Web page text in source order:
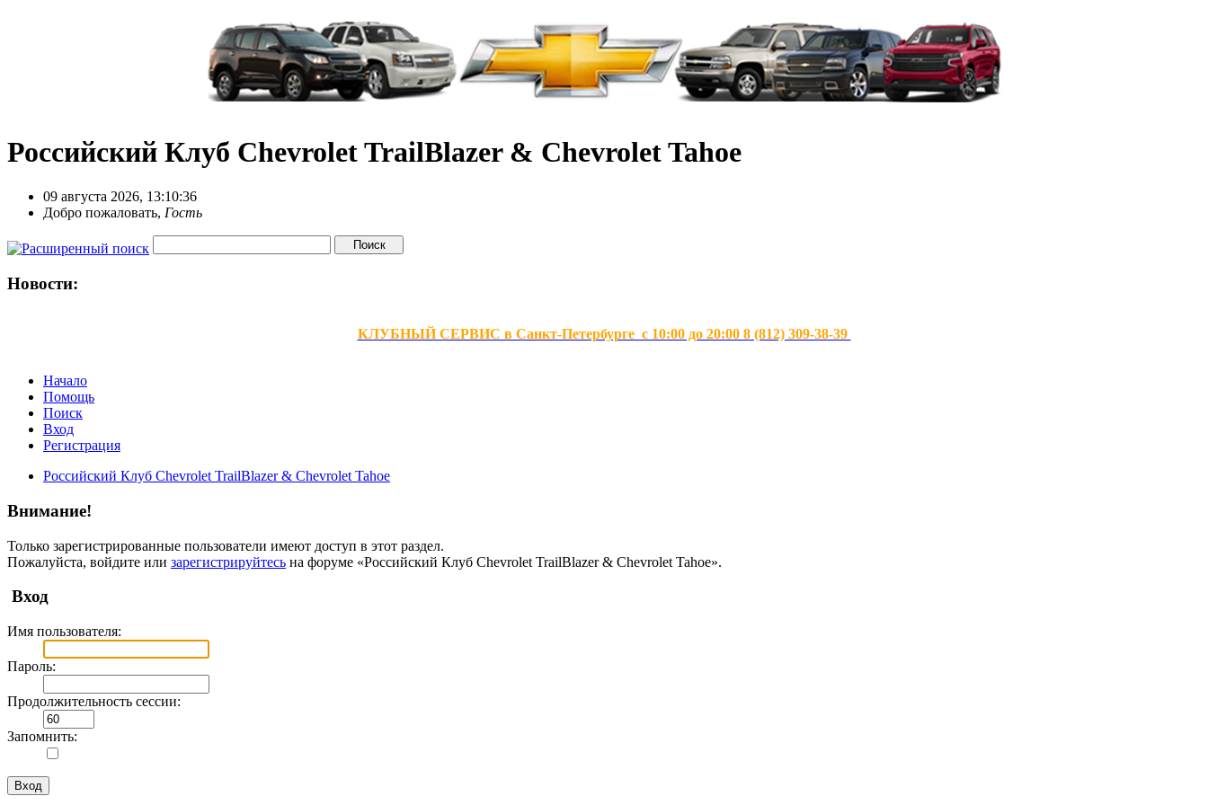
Российский Клуб Chevrolet TrailBlazer & Chevrolet Tahoe
09 августа 2026, 13:10:36
Добро пожаловать, Гость
Новости:
КЛУБНЫЙ СЕРВИС в Санкт-Петербурге с 10:00 до 20:00 8 (812) 309-38-39
Начало
Помощь
Поиск
Вход
Регистрация
Российский Клуб Chevrolet TrailBlazer & Chevrolet Tahoe
Внимание!
Только зарегистрированные пользователи имеют доступ в этот раздел.
Пожалуйста, войдите или зарегистрируйтесь на форуме «Российский Клуб Chevrolet TrailBlazer & Chevrolet Tahoe».
Вход
Имя пользователя:
Пароль:
Продолжительность сессии:
Запомнить: